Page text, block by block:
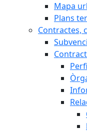
Mapa
Plans
Contractes,